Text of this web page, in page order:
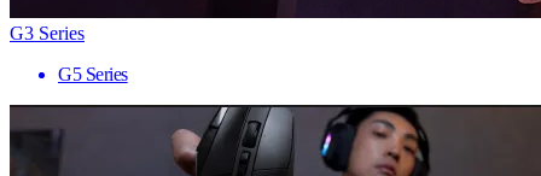
G3 Series
G5 Series